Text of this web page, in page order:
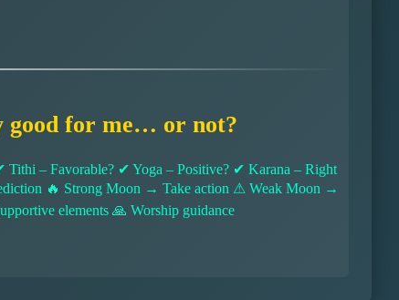
good for me… or not?
– Favorable? ✔ Yoga – Positive? ✔ Karana – Right
🔥 Strong Moon → Take action ⚠ Weak Moon →
elements 🙏 Worship guidance